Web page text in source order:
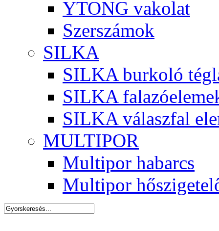
YTONG vakolat
Szerszámok
SILKA
SILKA burkoló
SILKA
SILKA válaszfal
MULTIPOR
Multipor habarcs
Multipor